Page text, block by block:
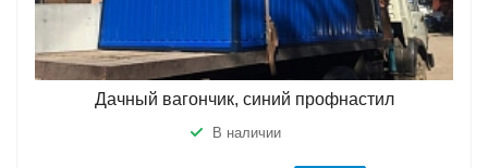
Дачный вагончик, синий профнастил
В наличии